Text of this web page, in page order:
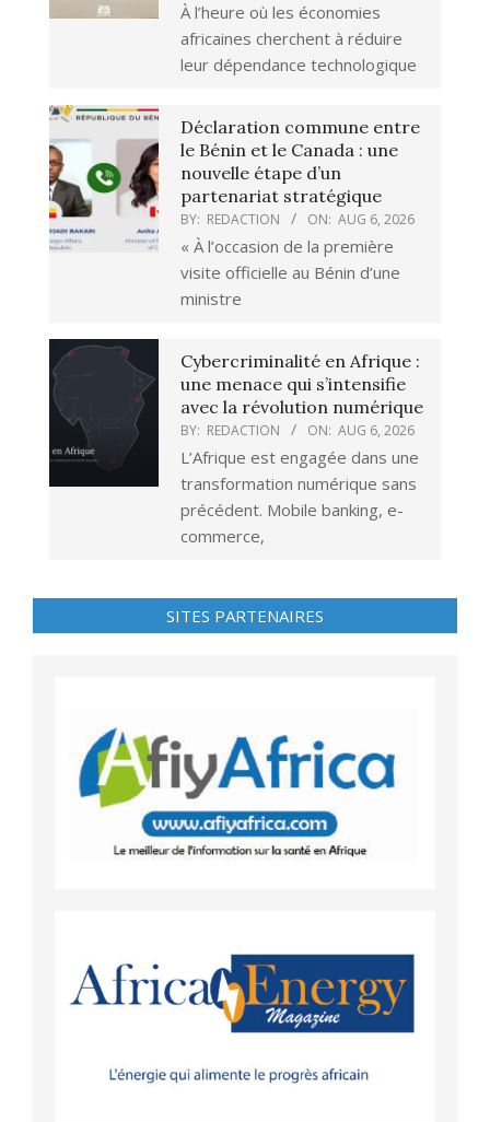
À l’heure où les économies
africaines cherchent à réduire
leur dépendance technologique
Déclaration commune entre
le Bénin et le Canada : une
nouvelle étape d’un
partenariat stratégique
BY: REDACTION ON: AUG 6, 2026
« À l’occasion de la première
visite officielle au Bénin d’une
ministre
Cybercriminalité en Afrique :
une menace qui s’intensifie
avec la révolution numérique
BY: REDACTION ON: AUG 6, 2026
L’Afrique est engagée dans une
transformation numérique sans
précédent. Mobile banking, e-
commerce,
SITES PARTENAIRES